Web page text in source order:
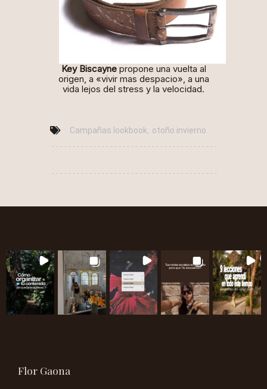
Key Biscaynepropone una vuelta al
origen, a «vivir mas despacio», a una
vida lejos del stress y la velocidad.
Campañas lookbook, otoño invierno
Flor Gaona